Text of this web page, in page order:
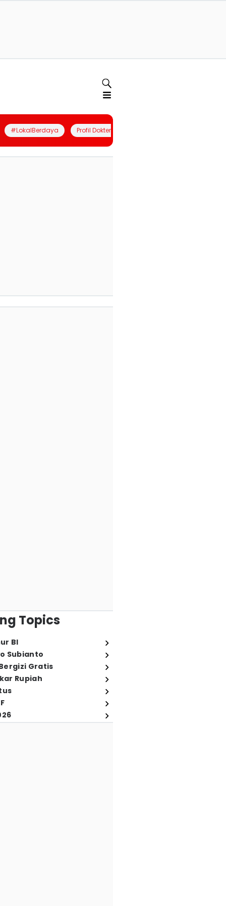
#LokalBerdaya Profil Dokter
Topics
BI
Subianto
Gratis
Rupiah